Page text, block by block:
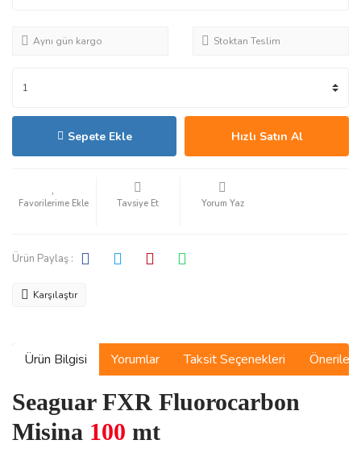
Aynı gün kargo Stoktan Teslim
Sepete Ekle Hızlı Satın Al
Tavsiye Et Yorum Yaz
Ürün Paylaş :
Karşılaştır
Ürün Bilgisi Yorumlar Taksit Seçenekleri
Seaguar FXR Fluorocarbon
Misina 100 mt